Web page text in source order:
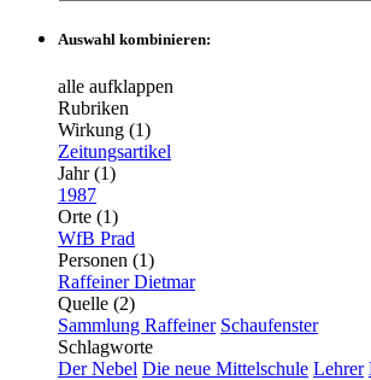
Auswahl kombinieren:
alle aufklappen
Rubriken
Wirkung (1)
Zeitungsartikel
Jahr (1)
1987
Orte (1)
WfB Prad
Personen (1)
Raffeiner Dietmar
Quelle (2)
Sammlung Raffeiner Schaufenster
Schlagworte
Der Nebel Die neue Mittelschule Lehrer